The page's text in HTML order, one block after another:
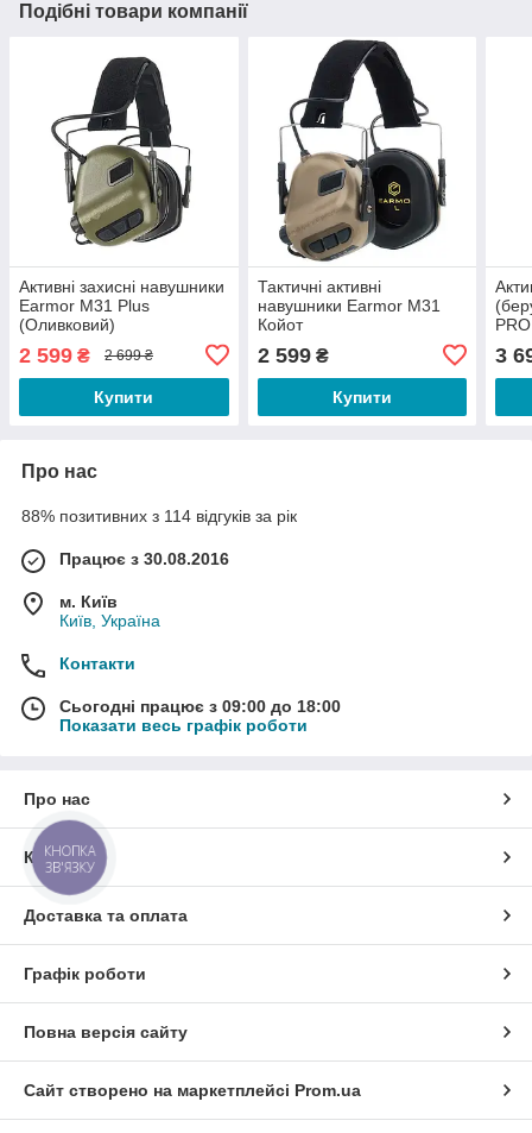
Подібні товари компанії
Активні захисні навушники
Earmor M31 Plus
(Оливковий)
2 599 ₴ 2 699 ₴
Купити
Тактичні активні
навушники Earmor M31
Койот
2 599₴
Купити
3
Про нас
88% позитивних з 114 відгуків за рік
Працює з 30.08.2016
м. Київ
Київ, Україна
Контакти
Сьогодні працює з 09:00 до 18:00
Показати весь графік роботи
Про нас
Контакти
Доставка та оплата
Графік роботи
Повна версія сайту
Сайт створено на маркетплейсі Prom.ua
КНОПКА
ЗВ'ЯЗКУ